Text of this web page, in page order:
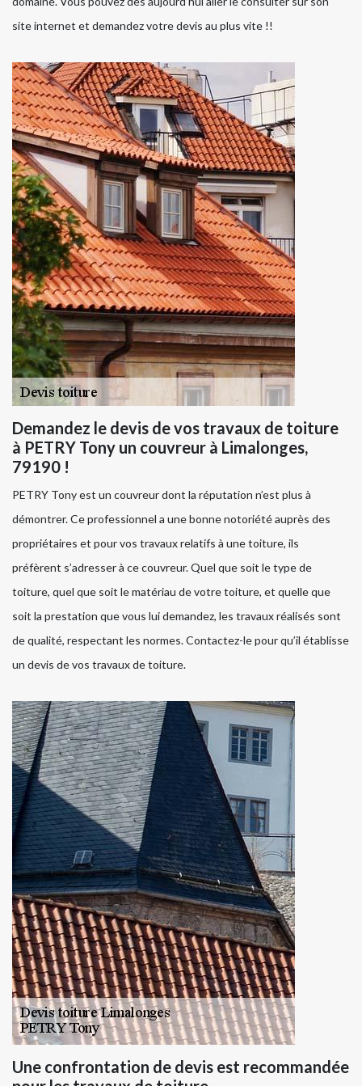
site internet et demandez votre devis au plus vite !!
Demandez le devis de vos travaux de toiture
à PETRY Tony un couvreur à Limalonges,
79190 !
PETRY Tony est un couvreur dont la réputation n’est plus à
démontrer. Ce professionnel a une bonne notoriété auprès des
propriétaires et pour vos travaux relatifs à une toiture, ils
préfèrent s’adresser à ce couvreur. Quel que soit le type de
toiture, quel que soit le matériau de votre toiture, et quelle que
soit la prestation que vous lui demandez, les travaux réalisés sont
de qualité, respectant les normes. Contactez-le pour qu’il établisse
un devis de vos travaux de toiture.
Une confrontation de devis est recommandée